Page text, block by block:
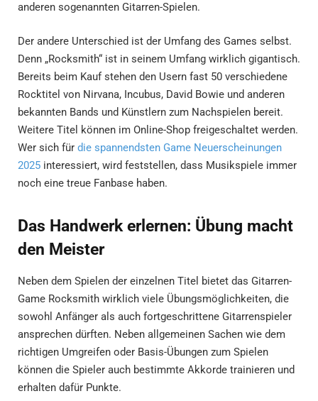
anderen sogenannten Gitarren-Spielen.
Der andere Unterschied ist der Umfang des Games selbst.
Denn „Rocksmith“ ist in seinem Umfang wirklich gigantisch.
Bereits beim Kauf stehen den Usern fast 50 verschiedene
Rocktitel von Nirvana, Incubus, David Bowie und anderen
bekannten Bands und Künstlern zum Nachspielen bereit.
Weitere Titel können im Online-Shop freigeschaltet werden.
Wer sich für die spannendsten Game Neuerscheinungen
2025 interessiert, wird feststellen, dass Musikspiele immer
noch eine treue Fanbase haben.
Das Handwerk erlernen: Übung macht
den Meister
Neben dem Spielen der einzelnen Titel bietet das Gitarren-
Game Rocksmith wirklich viele Übungsmöglichkeiten, die
sowohl Anfänger als auch fortgeschrittene Gitarrenspieler
ansprechen dürften. Neben allgemeinen Sachen wie dem
richtigen Umgreifen oder Basis-Übungen zum Spielen
können die Spieler auch bestimmte Akkorde trainieren und
erhalten dafür Punkte.